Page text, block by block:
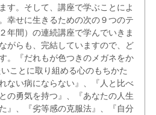
す。そして、講座で学ぶことによ
幸せに生きるための次の９つのテ
年間）の連続講座で学んでいきま
がらも、完結していますので、ど
。『だれもが色つきのメガネをか
ことに取り組める心のもちかた
ない病にならない』、『人と比べ
の勇気を持つ』、『あなたの人生
』、『劣等感の克服法』、『自分